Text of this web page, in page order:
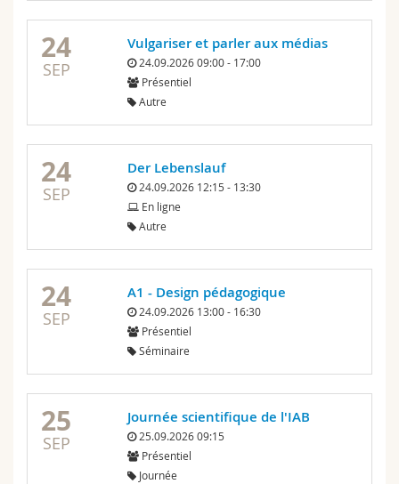
24
SEP
Vulgariser et parler aux médias
24.09.2026 09:00 - 17:00
Présentiel
Autre
24
SEP
Der Lebenslauf
24.09.2026 12:15 - 13:30
En ligne
Autre
24
SEP
A1 - Design pédagogique
24.09.2026 13:00 - 16:30
Présentiel
Séminaire
25
SEP
Journée scientifique de l'IAB
25.09.2026 09:15
Présentiel
Journée